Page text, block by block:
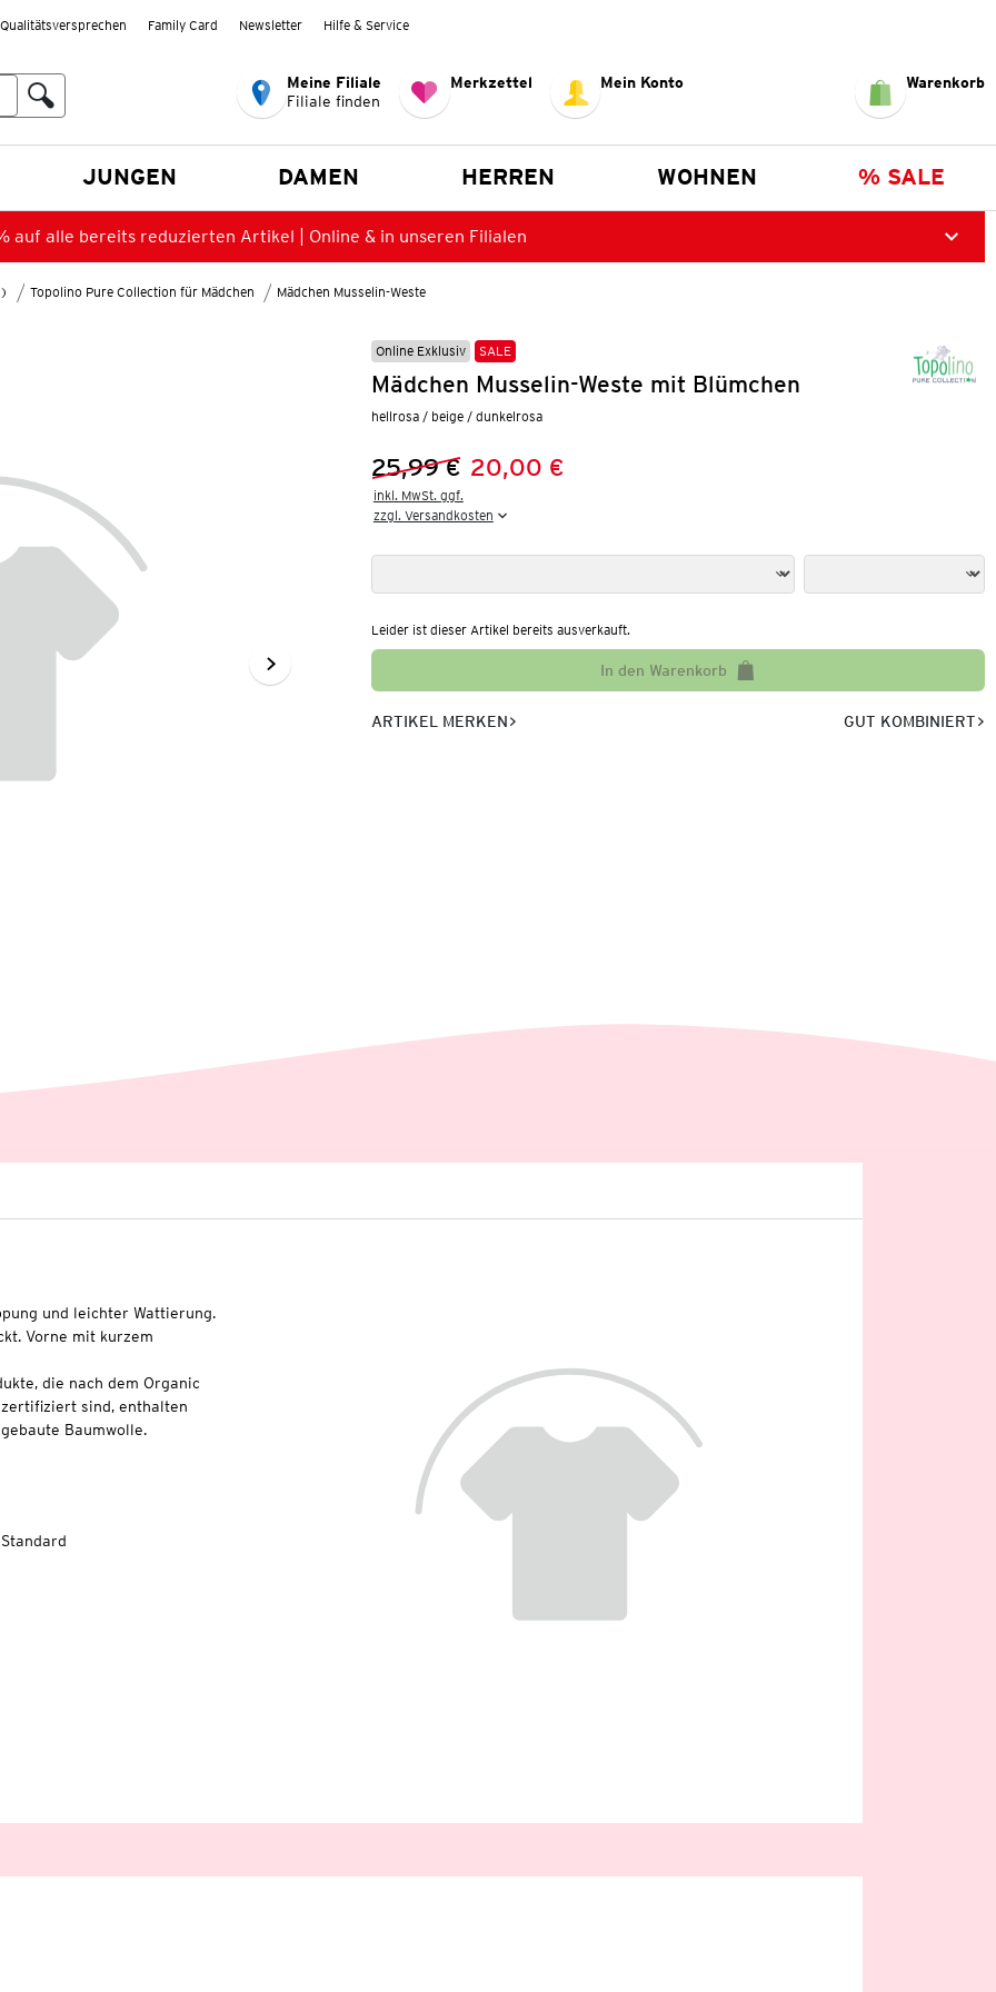
Qualitätsversprechen Family Card Newsletter Hilfe & Service
Meine Filiale
Filiale finden
Merkzettel Mein Konto Warenkorb
JUNGEN DAMEN HERREN WOHNEN % SALE
auf alle bereits reduzierten Artikel | Online & in unseren Filialen
Topolino Pure Collection für Mädchen Mädchen Musselin-Weste
Online Exklusiv SALE
Mädchen Musselin-Weste mit Blümchen
hellrosa / beige / dunkelrosa
Vorheriger Preis:
25,99 €
Neuer Preis:20,00 €
inkl. MwSt. ggf.
zzgl. Versandkosten
Leider ist dieser Artikel bereits ausverkauft.
In den Warenkorb
ARTIKEL MERKEN GUT KOMBINIERT
und leichter Wattierung.
Vorne mit kurzem
die nach dem Organic
sind, enthalten
Baumwolle.